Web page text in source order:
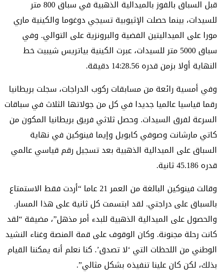
قبل السباق بالفوز بالميدالية الذهبية في سباق 800 متر
للسيدات، بينما حصلت الإثيوبية تسيجي دوغوما والكينية ماري
مورا على الميداليتين الفضية والبرونزية على التوالي. وفي
سباق 5000 متر للسيدات، عبرت الكينية بياتريس شيبيت خط
النهاية أولا بزمن قدره 14:28.56 دقيقة.
وفي أمسية رائعة من مسابقات ركوب الدراجات، سجلت بريطانيا
رقما قياسيا عالميا جديدا في كل من جولاتها الثلاث في سباقات
السرعة لفرق السيدات. وحصل ثلاثي فريق بريطانيا المكون من
كاتي مارشانت وصوفي كابويل وإيما فينوكين في نهاية
السباق على الميدالية الذهبية بعد تسجيل رقم قياسي عالمي
قدره 45.186 ثانية.
وقالت فينوكين البالغة من العمر 21 عاما “أردت فقط الاستمتاع
بالسباق على دراجتي. لقد ابتسمت كل ثانية على هذا المسار.
والحصول على الميدالية الذهبية للبدء أمر مذهل”، مضيفة “لقد
كانت رحلة مجنونة. وكان الوقوف على قمة المنصة وغناء النشيد
الوطني من اللحظات التي ‘لا تصدق’. كنا نعلم أنه يمكننا القيام
بذلك، لكن كان علينا تنفيذه بشكل مثالي”.